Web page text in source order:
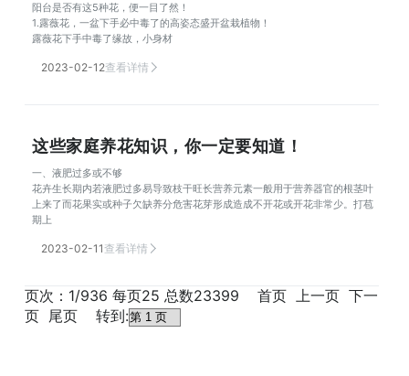
阳台是否有这5种花，便一目了然！
1.露薇花，一盆下手必中毒了的高姿态盛开盆栽植物！
露薇花下手中毒了缘故，小身材
2023-02-12查看详情
这些家庭养花知识，你一定要知道！
一、液肥过多或不够
花卉生长期内若液肥过多易导致枝干旺长营养元素一般用于营养器官的根茎叶
上来了而花果实或种子欠缺养分危害花芽形成造成不开花或开花非常少。打苞
期上
2023-02-11查看详情
页次：1/936 每页25 总数23399 首页 上一页下一
页 尾页 转到: